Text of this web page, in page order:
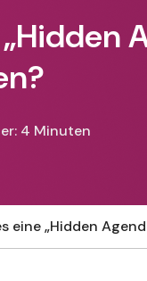
4 Minuten
eine „Hidden